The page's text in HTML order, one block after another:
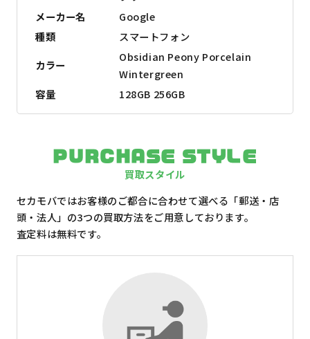
メーカー名
Google
種類
スマートフォン
カラー
Obsidian Peony Porcelain
Wintergreen
容量
128GB 256GB
PURCHASE STYLE
買取スタイル
セカモバではお客様のご都合に合わせて選べる「郵送・店
頭・法人」の3つの買取方法をご用意しております。
査定料は無料です。